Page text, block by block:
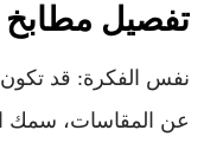
تفصيل مطابخ
نفس الفكرة: قد
عن المقاسات، سمك